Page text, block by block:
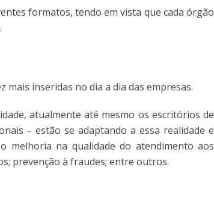
formatos, tendo em vista que cada órgão
mais inseridas no dia a dia das empresas.
atualmente até mesmo os escritórios de
– estão se adaptando a essa realidade e
melhoria na qualidade do atendimento aos
prevenção à fraudes; entre outros.